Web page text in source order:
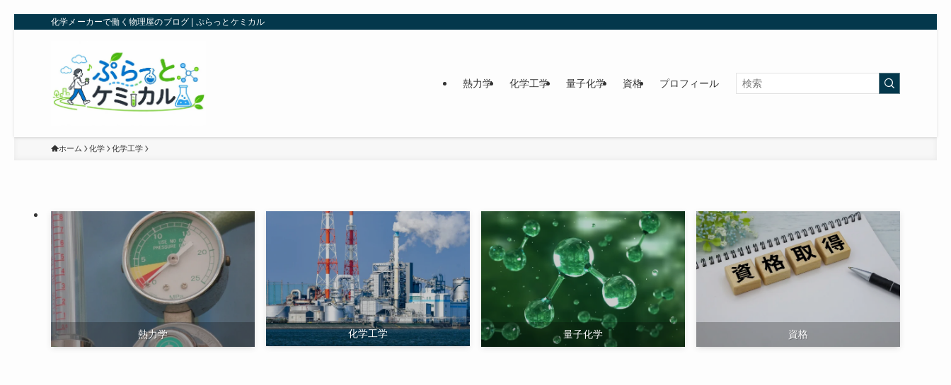
化学メーカーで働く物理屋のブログ | ぷらっとケミカル
熱力学 化学工学 量子化学 資格 プロフィール
ホーム 化学 化学工学
熱力学 化学工学 量子化学 資格